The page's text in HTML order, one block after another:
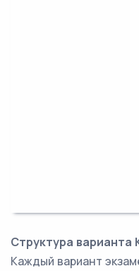
Структура варианта
Каждый вариант